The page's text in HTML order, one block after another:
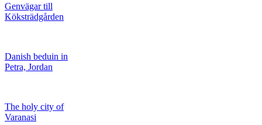
Genvägar till
Köksträdgården
Danish beduin in
Petra, Jordan
The holy city of
Varanasi